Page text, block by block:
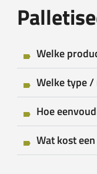
Welke
Welke type
Hoe
Wat kost